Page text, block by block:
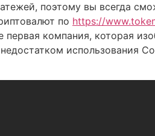
поэтому вы всегда
по https://
компания, которая
использования